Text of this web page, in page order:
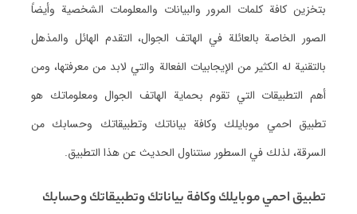
بتخزين كافة كلمات المرور والبيانات والمعلومات الشخصية وأيضاً
الصور الخاصة بالعائلة في الهاتف الجوال، التقدم الهائل والمذهل
بالتقنية له الكثير من الإيجابيات الفعالة والتي لابد من معرفتها، ومن
أهم التطبيقات التي تقوم بحماية الهاتف الجوال ومعلوماتك هو
تطبيق احمي موبايلك وكافة بياناتك وتطبيقاتك وحسابك من
السرقة، لذلك في السطور سنتناول الحديث عن هذا التطبيق.
تطبيق احمي موبايلك وكافة بياناتك وتطبيقاتك وحسابك